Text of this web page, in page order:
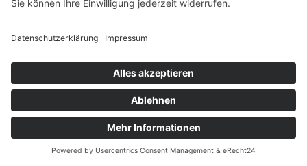
Interesse im Sinne des Art. 6 Abs. 1 lit. f DSGVO dar. Sofern eine
Verarbeitung ausschließlich auf Grundlage von Art. 6 Abs. 1 lit. a
DSGVO und § 25 Abs. 1 TTDSG, soweit die Einwilligung die
Speicherung von Cookies oder den Zugriff auf Informationen im
Endgerät des Nutzers (z. B. Device-Fingerprinting) im Sinne des
TTDSG umfasst. Die Einwilligung ist jederzeit widerrufbar.